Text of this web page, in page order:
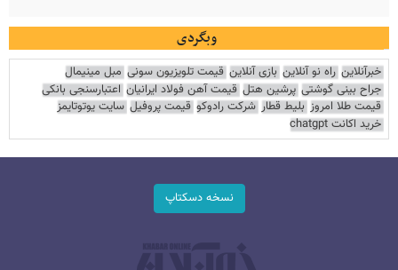
وبگردی
خبرآنلاین راه نو آنلاین بازی آنلاین قیمت تلویزیون سونی مبل مینیمال
جراح بینی گوشتی پرشین هتل قیمت آهن فولاد ایرانیان اعتبارسنجی بانکی
قیمت طلا امروز بلیط قطار شرکت رادوکو قیمت پروفیل سایت یوتوتایمز
خرید اکانت chatgpt
نسخه دسکتاپ